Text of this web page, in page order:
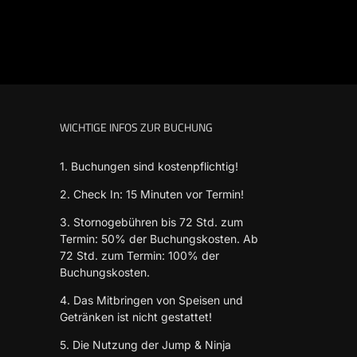
WICHTIGE INFOS ZUR BUCHUNG
1. Buchungen sind kostenpflichtig!
2. Check In: 15 Minuten vor Termin!
3. Stornogebühren bis 72 Std. zum
Termin: 50% der Buchungskosten. Ab
72 Std. zum Termin: 100% der
Buchungskosten.
4. Das Mitbringen von Speisen und
Getränken ist nicht gestattet!
5. Die Nutzung der Jump & Ninja